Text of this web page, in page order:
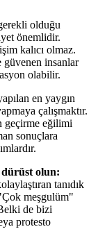
olduğu
önemlidir.
kalıcı olmaz.
insanlar
olabilir.
en yaygın
çalışmaktır.
geçirme eğilimi
sonuçlara
dürüst olun:
tanıdık
meşgulüm"
de bizi
protesto